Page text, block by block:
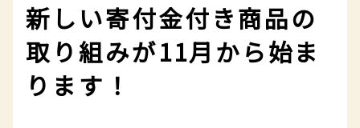
新しい寄付金付き商品の
取り組みが11月から始ま
ります！